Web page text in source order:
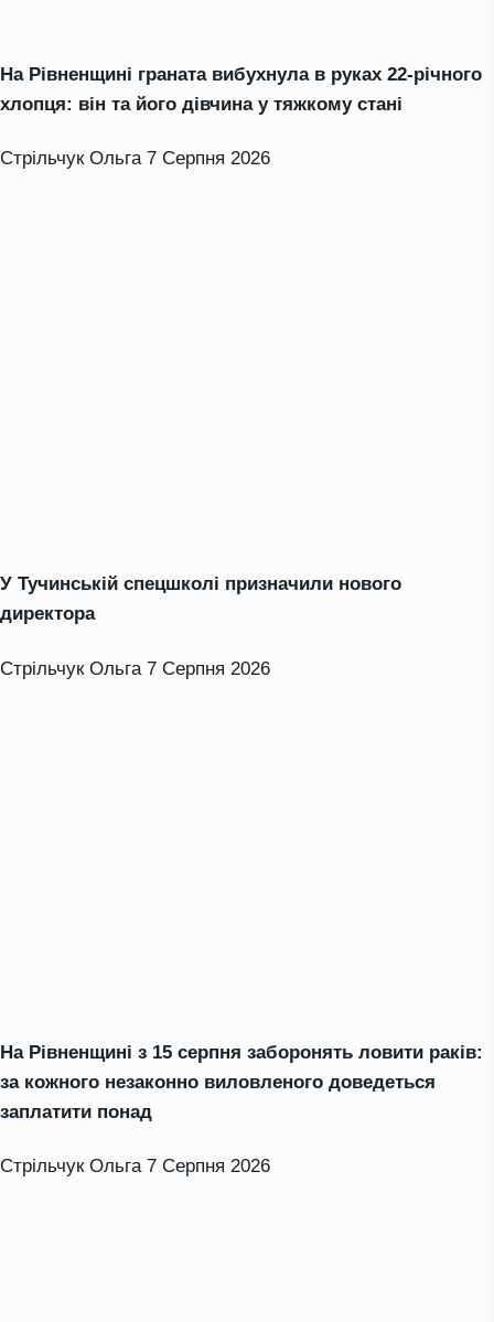
На Рівненщині граната вибухнула в руках 22-річного
хлопця: він та його дівчина у тяжкому стані
Стрільчук Ольга 7 Серпня 2026
У Тучинській спецшколі призначили нового
директора
Стрільчук Ольга 7 Серпня 2026
На Рівненщині з 15 серпня заборонять ловити раків:
за кожного незаконно виловленого доведеться
заплатити понад
Стрільчук Ольга 7 Серпня 2026